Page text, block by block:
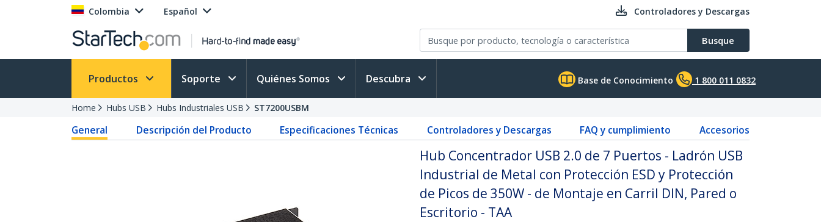
Colombia Español Controladores y Descargas
Busque
Productos Soporte Quiénes Somos Descubra Base de Conocimiento 1 800 011 0832
Home Hubs USB Hubs Industriales USB ST7200USBM
General Descripción del Producto Especificaciones Técnicas Controladores y Descargas FAQ y cumplimiento Accesorios
Hub Concentrador USB 2.0 de 7 Puertos - Ladrón USB
Industrial de Metal con Protección ESD y Protección
de Picos de 350W - de Montaje en Carril DIN, Pared o
Escritorio - TAA